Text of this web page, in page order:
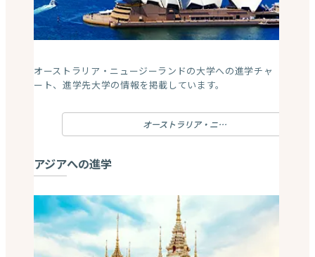
オーストラリア・ニュージーランドの大学への進学チャ
ート、進学先大学の情報を掲載しています。
オーストラリア・ニュージーランドへの進学
アジアへの進学